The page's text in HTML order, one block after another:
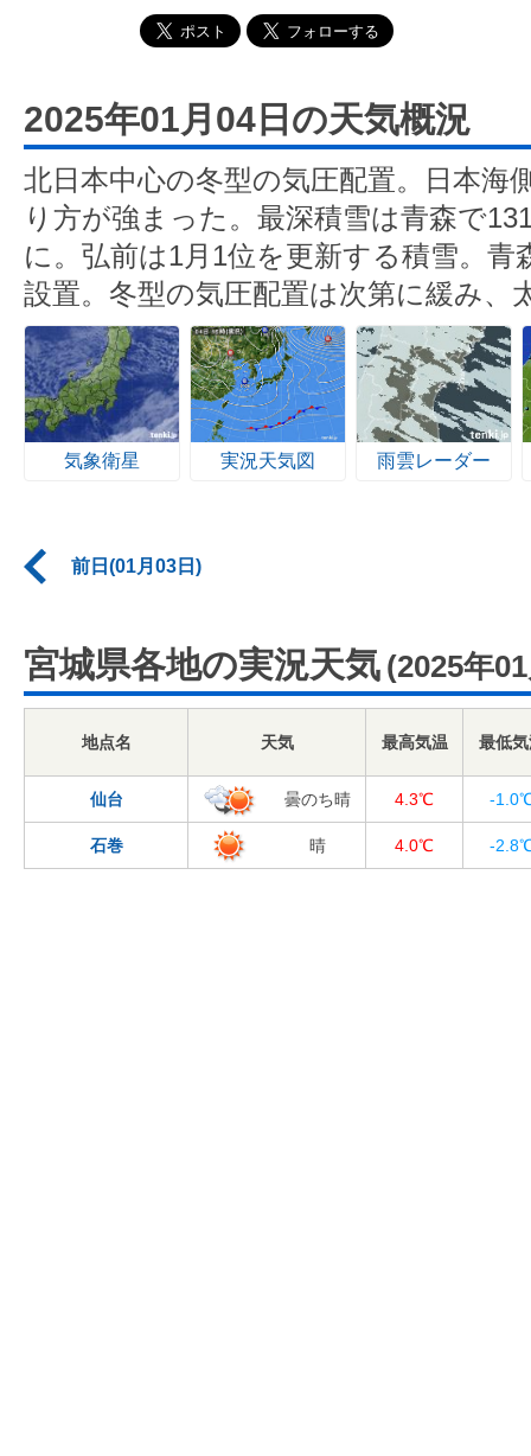
2025年01月04日の天気概況
北日本中心の冬型の気圧配置。日本海
り方が強まった。最深積雪は青森で
に。弘前は1月1位を更新する積雪。青
設置。冬型の気圧配置は次第に緩み、
気象衛星 実況天気図 雨雲レーダー
前日(01月03日)
宮城県各地の実況天気 (2025年
地点名 天気 最高気温 最低
仙台 曇のち晴 4.3℃ -
石巻 晴 4.0℃ -